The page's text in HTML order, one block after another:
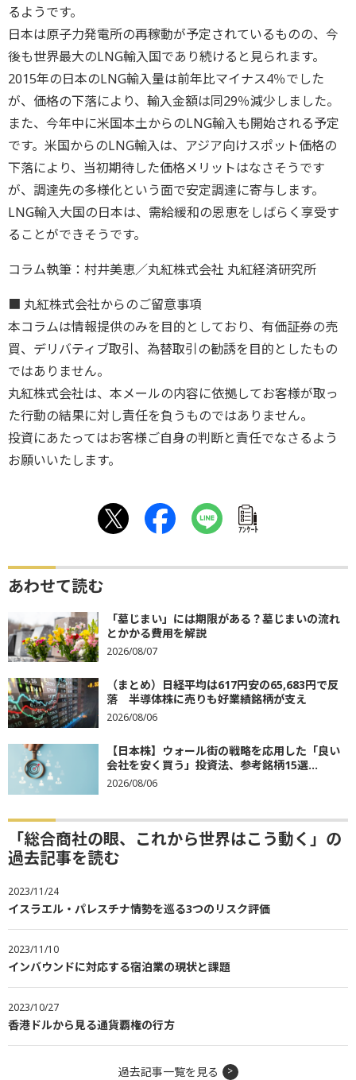
るようです。
日本は原子力発電所の再稼動が予定されているものの、今
後も世界最大のLNG輸入国であり続けると見られます。
2015年の日本のLNG輸入量は前年比マイナス4％でした
が、価格の下落により、輸入金額は同29％減少しました。
また、今年中に米国本土からのLNG輸入も開始される予定
です。米国からのLNG輸入は、アジア向けスポット価格の
下落により、当初期待した価格メリットはなさそうです
が、調達先の多様化という面で安定調達に寄与します。
LNG輸入大国の日本は、需給緩和の恩恵をしばらく享受す
ることができそうです。
コラム執筆：村井美恵／丸紅株式会社 丸紅経済研究所
■ 丸紅株式会社からのご留意事項
本コラムは情報提供のみを目的としており、有価証券の売
買、デリバティブ取引、為替取引の勧誘を目的としたもの
ではありません。
丸紅株式会社は、本メールの内容に依拠してお客様が取っ
た行動の結果に対し責任を負うものではありません。
投資にあたってはお客様ご自身の判断と責任でなさるよう
お願いいたします。
ｱﾝｹｰﾄ
あわせて読む
「墓じまい」には期限がある？墓じまいの流れ
とかかる費用を解説
2026/08/07
（まとめ）日経平均は617円安の65,683円で反
落 半導体株に売りも好業績銘柄が支え
2026/08/06
【日本株】ウォール街の戦略を応用した「良い
会社を安く買う」投資法、参考銘柄15選...
2026/08/06
「総合商社の眼、これから世界はこう動く」の
過去記事を読む
2023/11/24
イスラエル・パレスチナ情勢を巡る3つのリスク評価
2023/11/10
インバウンドに対応する宿泊業の現状と課題
2023/10/27
香港ドルから見る通貨覇権の行方
過去記事一覧を見る